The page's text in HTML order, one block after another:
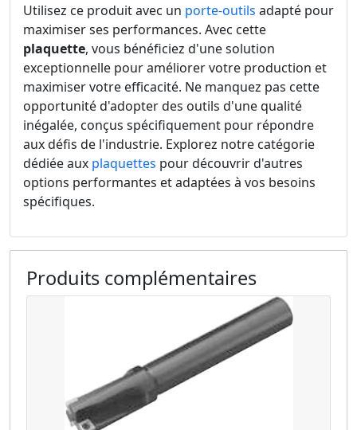
Utilisez ce produit avec un porte-outils adapté pour
maximiser ses performances. Avec cette
plaquette, vous bénéficiez d'une solution
exceptionnelle pour améliorer votre production et
maximiser votre efficacité. Ne manquez pas cette
opportunité d'adopter des outils d'une qualité
inégalée, conçus spécifiquement pour répondre
aux défis de l'industrie. Explorez notre catégorie
dédiée aux plaquettes pour découvrir d'autres
options performantes et adaptées à vos besoins
spécifiques.
Produits complémentaires